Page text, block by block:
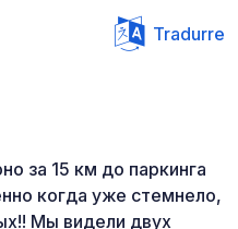
Tradurre
за 15 км до паркинга
когда уже стемнело,
Мы видели двух